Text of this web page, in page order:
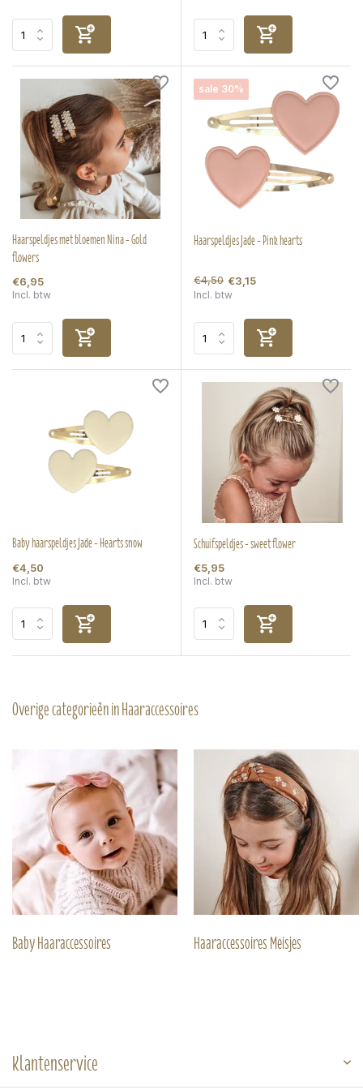
Haarspeldjes met bloemen Nina - Gold
flowers
€6,95
Incl. btw
sale 30%
Haarspeldjes Jade - Pink hearts
€4,50 €3,15
Incl. btw
Baby haarspeldjes Jade - Hearts snow
€4,50
Incl. btw
Schuifspeldjes - sweet flower
€5,95
Incl. btw
Overige categorieën in Haaraccessoires
Baby Haaraccessoires Haaraccessoires Meisjes
Klantenservice